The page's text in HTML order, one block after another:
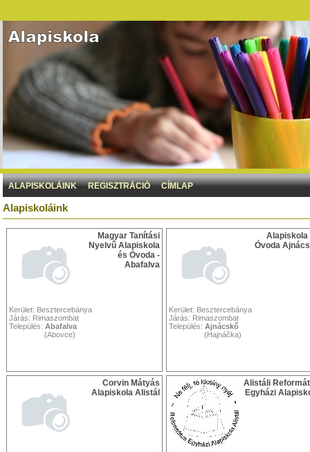
ALAPISKOLÁINK REGISZTRÁCIÓ CÍMLAP
Alapiskoláink
Magyar Tanítási
Nyelvű Alapiskola
és Óvoda -
Abafalva
Kerület: Besztercebánya
Járás: Rimaszombat
Település: Abafalva
(Abovce)
Alapiskola
Óvoda
Kerület: Besztercebánya
Járás: Rimaszombat
Település: Ajnácskő
(Hajnáčka)
Corvin Mátyás
Alapiskola Alistál
Alistáli
Egyházi